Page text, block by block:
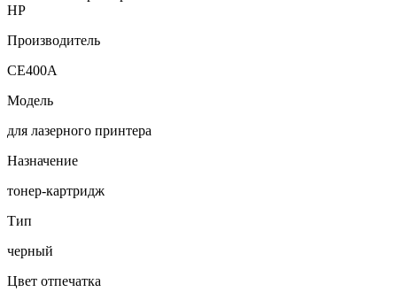
HP
Производитель
CE400A
Модель
для лазерного принтера
Назначение
тонер-картридж
Тип
черный
Цвет отпечатка